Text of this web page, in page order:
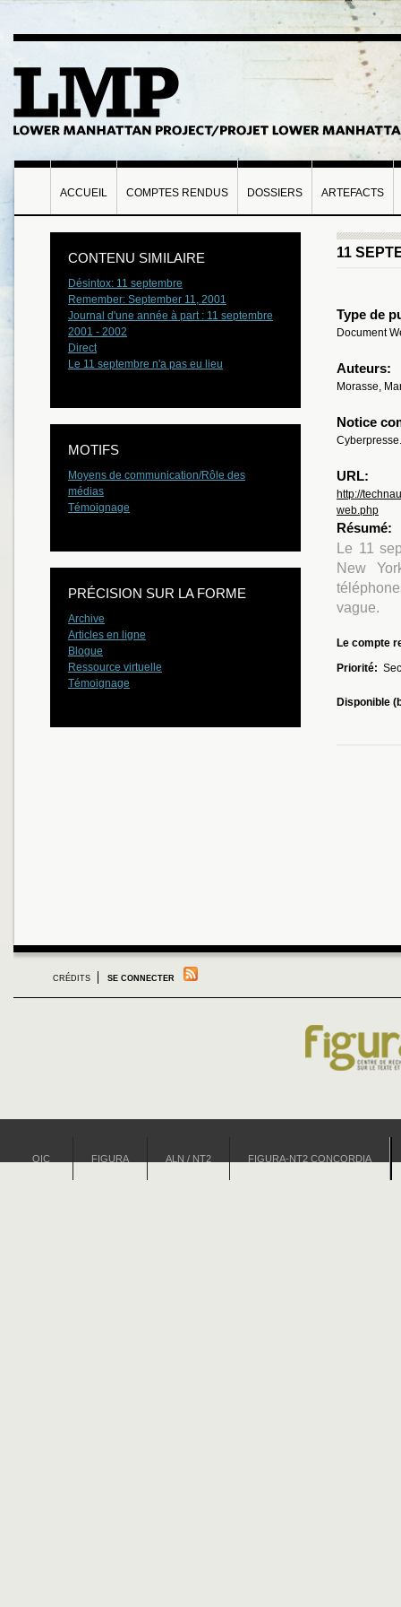
ACCUEIL COMPTES RENDUS DOSSIERS ARTEFACTS
11
Type de
Document
Auteurs:
Morasse,
Notice
URL:
http://
web.php
Résumé:
Le 11
New
vague.
Le compte
Priorité:
Disponible
CONTENU SIMILAIRE
Désintox: 11 septembre
Remember: September 11, 2001
Journal d'une année à part : 11 septembre
2001 - 2002
Direct
Le 11 septembre n'a pas eu lieu
MOTIFS
Moyens de communication/Rôle des
médias
Témoignage
PRÉCISION SUR LA FORME
Archive
Articles en ligne
Blogue
Ressource virtuelle
Témoignage
CRÉDITS SE CONNECTER
OIC FIGURA ALN / NT2 FIGURA-NT2 CONCORDIA